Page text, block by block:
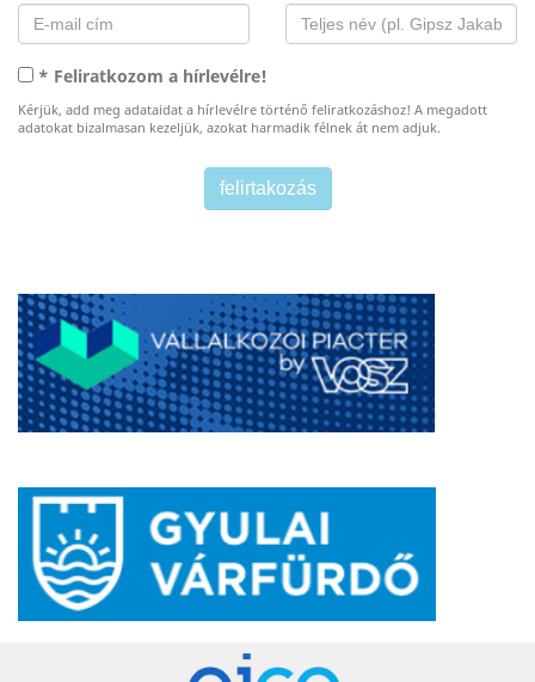
* Feliratkozom a hírlevélre!
Kérjük, add meg adataidat a hírlevélre történő feliratkozáshoz! A megadott
adatokat bizalmasan kezeljük, azokat harmadik félnek át nem adjuk.